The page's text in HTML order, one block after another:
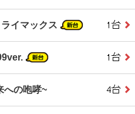
イマックス
への咆哮~